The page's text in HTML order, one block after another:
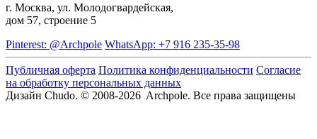
г. Москва, ул. Молодогвардейская,
дом 57, строение 5
Pinterest: @Archpole WhatsApp: +7 916 235-35-98
Публичная оферта Политика конфиденциальности Согласие
на обработку персональных данных
Дизайн Chudo. © 2008-2026 Archpole. Все права защищены